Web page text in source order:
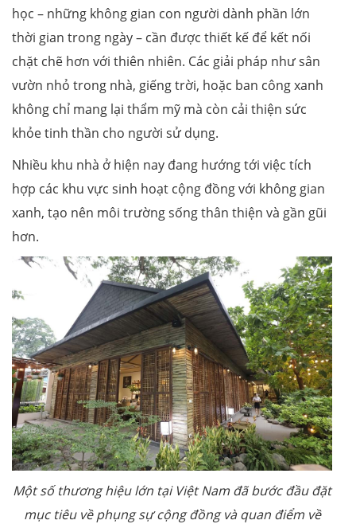
học – những không gian con người dành phần lớn
thời gian trong ngày – cần được thiết kế để kết nối
chặt chẽ hơn với thiên nhiên. Các giải pháp như sân
vườn nhỏ trong nhà, giếng trời, hoặc ban công xanh
không chỉ mang lại thẩm mỹ mà còn cải thiện sức
khỏe tinh thần cho người sử dụng.
Nhiều khu nhà ở hiện nay đang hướng tới việc tích
hợp các khu vực sinh hoạt cộng đồng với không gian
xanh, tạo nên môi trường sống thân thiện và gần gũi
hơn.
Một số thương hiệu lớn tại Việt Nam đã bước đầu đặt
mục tiêu về phụng sự cộng đồng và quan điểm về